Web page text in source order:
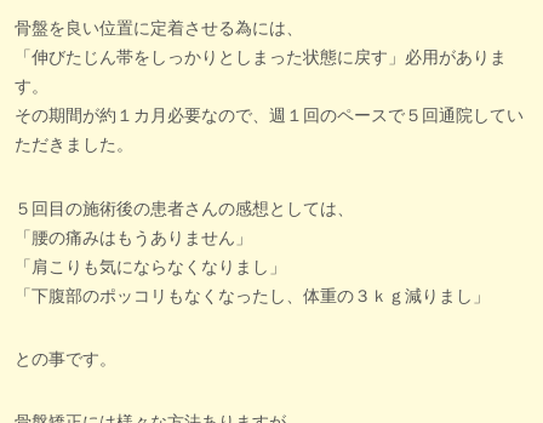
骨盤を良い位置に定着させる為には、
「伸びたじん帯をしっかりとしまった状態に戻す」必用がありま
す。
その期間が約１カ月必要なので、週１回のペースで５回通院してい
ただきました。
５回目の施術後の患者さんの感想としては、
「腰の痛みはもうありません」
「肩こりも気にならなくなりまし」
「下腹部のポッコリもなくなったし、体重の３ｋｇ減りまし」
との事です。